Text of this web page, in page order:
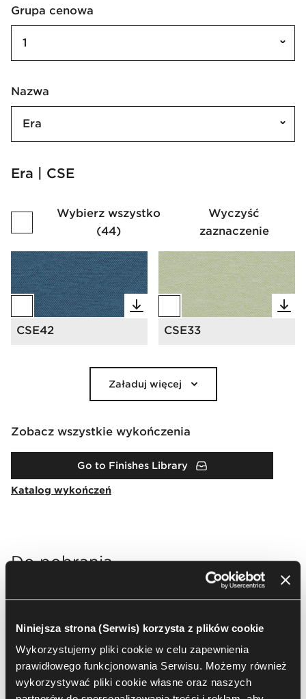
Niniejsza strona (Serwis) korzysta z plików cookie
Wykorzystujemy pliki cookie w celu zapewnienia
prawidłowego funkcjonowania Serwisu. Możemy również
wykorzystywać pliki cookie własne oraz naszych
Grupa cenowa
1
Nazwa
Era
Era | CSE
Wybierz wszystko
(44)
Wyczyść
zaznaczenie
CSE42 CSE33
Załaduj więcej
Zobacz wszystkie wykończenia
Go to Finishes Library
Katalog wykończeń
Do pobrania
Packshots 2D & 3D BIM Brochures &
Wybierz wszystko
(16)
Wyczyść
zaznaczenie